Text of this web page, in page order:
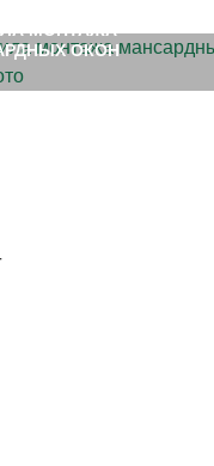
МОНТАЖА
ОКОН